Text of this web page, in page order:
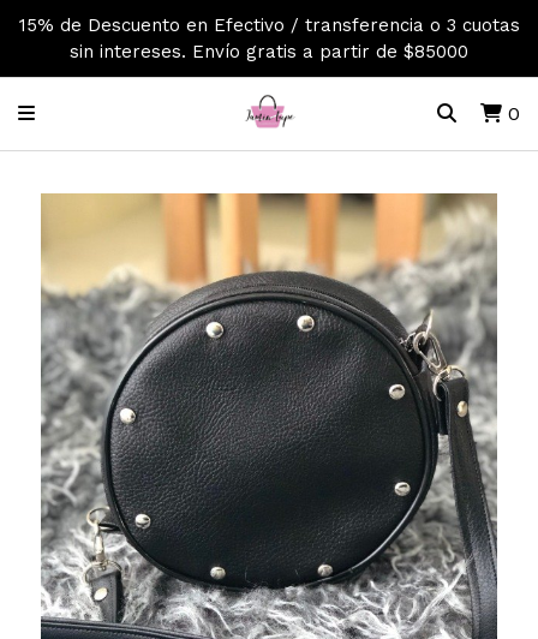
15% de Descuento en Efectivo / transferencia o 3 cuotas
sin intereses. Envío gratis a partir de $85000
0